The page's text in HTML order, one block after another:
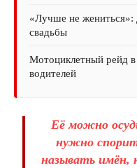
«Лучше не жениться»:
свадьбы
Мотоциклетный рейд
водителей
Её можно
нужно
называть имён,